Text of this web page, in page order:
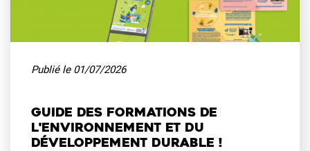
Publié le 01/07/2026
Guide des formations de
l'environnement et du
développement durable !